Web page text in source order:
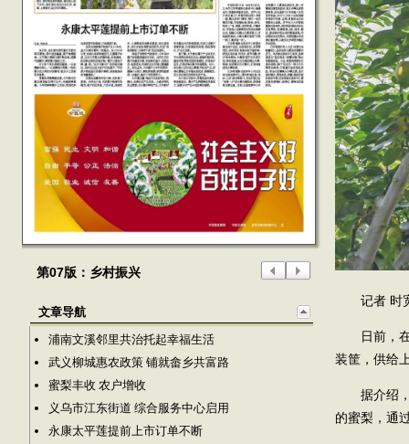
第07版：乡村振兴
文章导航
浦南文溪邻里共治托起幸福生活
武义柳城惠农政策 铺就畲乡共富路
蜜梨丰收 农户增收
义乌市江东街道 综合服务中心启用
永康太平莲提前上市订单不断
记者 时
日前，
装筐，供给
据介绍
的蜜梨，通